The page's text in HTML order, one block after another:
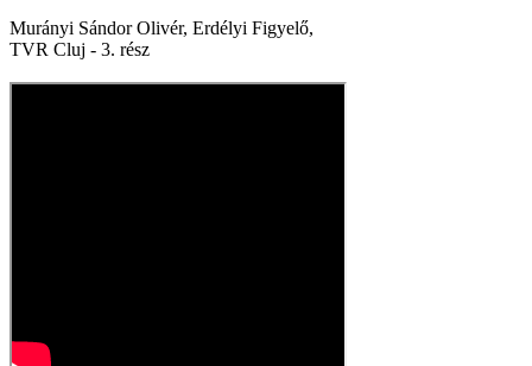
Murányi Sándor Olivér, Erdélyi Figyelő,
TVR Cluj - 3. rész